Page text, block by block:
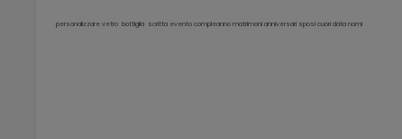
personalizzare vetro bottiglia scritta evento compleanno matrimoni anniversari sposi cuori data nomi